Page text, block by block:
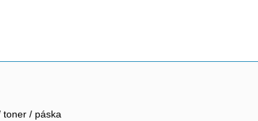
toner / páska